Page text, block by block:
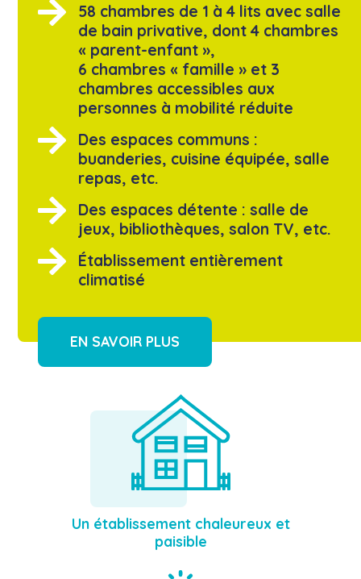
58 chambres de 1 à 4 lits avec salle
de bain privative, dont 4 chambres
« parent-enfant »,
6 chambres « famille » et 3
chambres accessibles aux
personnes à mobilité réduite
Des espaces communs :
buanderies, cuisine équipée, salle
repas, etc.
Des espaces détente : salle de
jeux, bibliothèques, salon TV, etc.
Établissement entièrement
climatisé
EN SAVOIR PLUS
Un établissement chaleureux et
paisible